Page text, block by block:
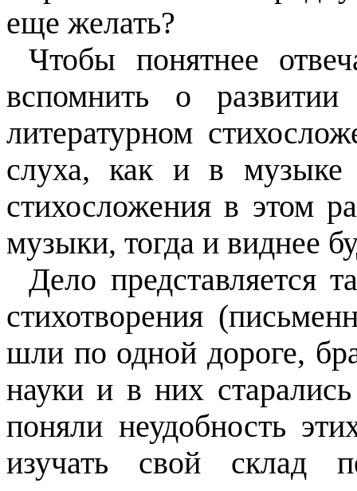
еще желать?
Чтобы понятнее
вспомнить о
литературном
слуха, как и в
стихосложения в этом
музыки, тогда и виднее
Дело представляется
стихотворения
шли по одной дороге,
науки и в них
поняли неудобность
изучать свой склад